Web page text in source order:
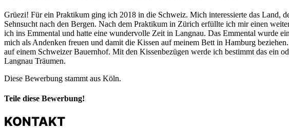
Grüezi! Für ein Praktikum ging ich 2018 in die Schweiz. Mich interessierte das Land,
Sehnsucht nach den Bergen. Nach dem Praktikum in Zürich erfüllte ich mir einen
ich ins Emmental und hatte eine wundervolle Zeit in Langnau. Das Emmental wurde
mich als Andenken freuen und damit die Kissen auf meinem Bett in Hamburg
auf einem Schweizer Bauernhof. Mit den Kissenbezügen werde ich bestimmt das ein
Langnau Träumen.
Diese Bewerbung stammt aus Köln.
Teile diese Bewerbung!
KONTAKT